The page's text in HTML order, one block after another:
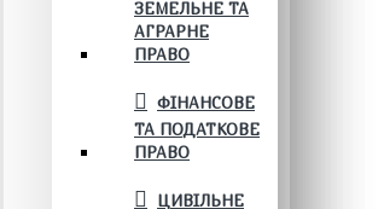
ЗЕМЕЛЬНЕ ТА
АГРАРНЕ
ПРАВО
ФІНАНСОВЕ
ТА ПОДАТКОВЕ
ПРАВО
ЦИВІЛЬНЕ